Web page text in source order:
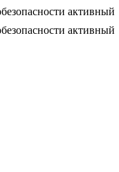
активный
активный